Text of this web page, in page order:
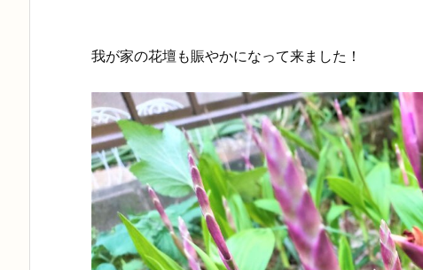
我が家の花壇も賑やかになって来ました！